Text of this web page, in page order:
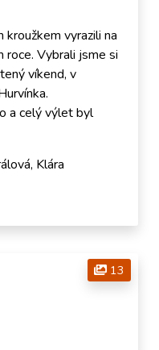
vyrazili na
Vybrali jsme si
víkend, v
a celý výlet byl
Klára
13